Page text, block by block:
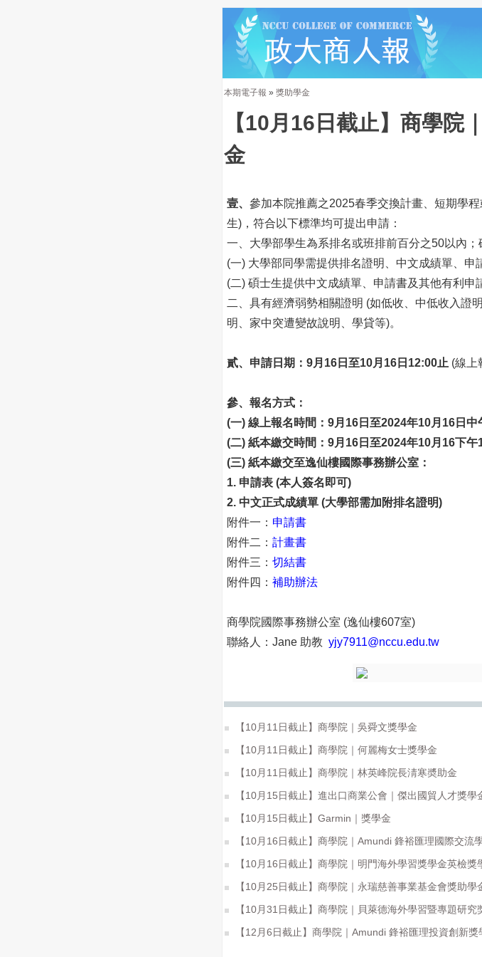
本期電子報 » 獎助學金
【10月16日截止】商學院
金
壹、 參加本院推薦之2025春季交換計畫、短期學
生)，符合以下標準均可提出申請：
一、大學部學生為系排名或班排前百分之50以內；
(一) 大學部同學需提供排名證明、中文成績單、申
(二) 碩士生提供中文成績單、申請書及其他有利申
二、具有經濟弱勢相關證明 (如低收、中低收入證
明、家中突遭變故說明、學貸等)。
貳、申請日期：9月16日至10月16日12:00止 (線上
參、報名方式：
(一) 線上報名時間：9月16日至2024年10月16日中
(二) 紙本繳交時間：9月16日至2024年10月16下午
(三) 紙本繳交至逸仙樓國際事務辦公室：
1. 申請表 (本人簽名即可)
2. 中文正式成績單 (大學部需加附排名證明)
附件一： 申請書
附件二： 計畫書
附件三： 切結書
附件四： 補助辦法
商學院國際事務辦公室 (逸仙樓607室)
聯絡人：Jane 助教 yjy7911@nccu.edu.tw
【10月11日截止】商學院｜吳舜文獎學金
【10月11日截止】商學院｜何麗梅女士獎學金
【10月11日截止】商學院｜林英峰院長淸寒奬助金
【10月15日截止】進出口商業公會｜傑出國貿人才獎學
【10月15日截止】Garmin｜獎學金
【10月16日截止】商學院｜Amundi 鋒裕匯理國際交流
【10月16日截止】商學院｜明門海外學習獎學金英檢獎
【10月25日截止】商學院｜永瑞慈善事業基金會獎助學
【10月31日截止】商學院｜貝萊德海外學習暨專題研究
【12月6日截止】商學院｜Amundi 鋒裕匯理投資創新獎